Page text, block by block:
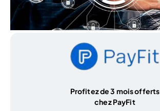
Profitez de 3 mois offerts
chez PayFit